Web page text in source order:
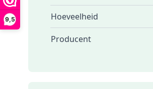
9,5 Hoeveelheid
Producent